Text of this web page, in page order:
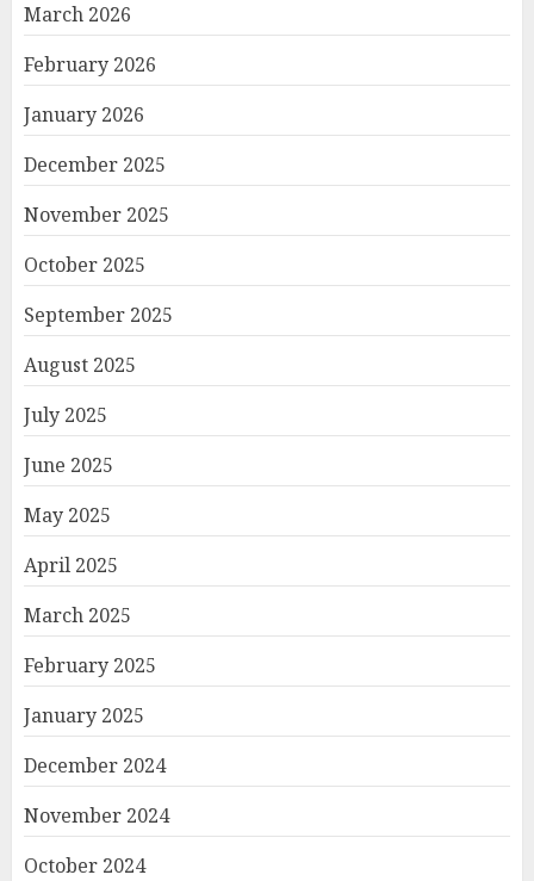
March 2026
February 2026
January 2026
December 2025
November 2025
October 2025
September 2025
August 2025
July 2025
June 2025
May 2025
April 2025
March 2025
February 2025
January 2025
December 2024
November 2024
October 2024